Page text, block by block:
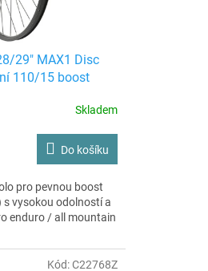
29" MAX1 Disc
110/15 boost
Skladem
Do košíku
pro pevnou boost
s vysokou odolností a
enduro / all mountain
Kód:C22768Z